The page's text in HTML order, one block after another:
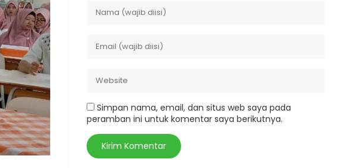
Simpan nama, email, dan situs web saya pada
peramban ini untuk komentar saya berikutnya.